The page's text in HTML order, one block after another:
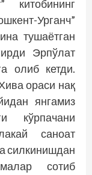
Урганч”
тушаётган
Эрпўлат
олиб кетди.
ораси нақ
янгамиз
кўрпачани
саноат
силкинишдан
сотиб